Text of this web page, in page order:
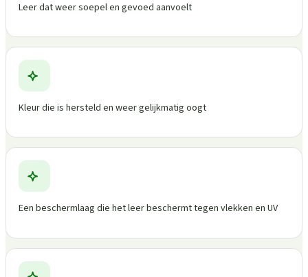
Leer dat weer soepel en gevoed aanvoelt
Kleur die is hersteld en weer gelijkmatig oogt
Een beschermlaag die het leer beschermt tegen vlekken en UV